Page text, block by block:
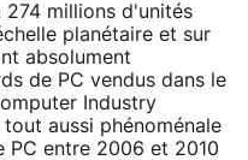
274 millions d'unités
planétaire et sur
absolument
de PC vendus dans le
Industry
aussi phénoménale
PC entre 2006 et 2010